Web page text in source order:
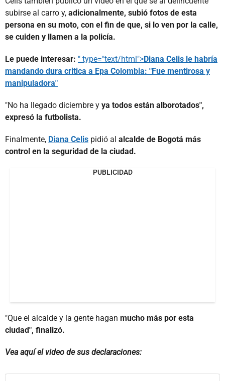
subirse al carro y, adicionalmente, subió fotos de esta
persona en su moto, con el fin de que, si lo ven por la calle,
se cuiden y llamen a la policía.
Le puede interesar: " type="text/html">Diana Celis le habría
mandando dura critica a Epa Colombia: "Fue mentirosa y
manipuladora"
"No ha llegado diciembre y ya todos están alborotados",
expresó la futbolista.
Finalmente, Diana Celis pidió al alcalde de Bogotá más
control en la seguridad de la ciudad.
PUBLICIDAD
"Que el alcalde y la gente hagan mucho más por esta
ciudad", finalizó.
Vea aquí el video de sus declaraciones: